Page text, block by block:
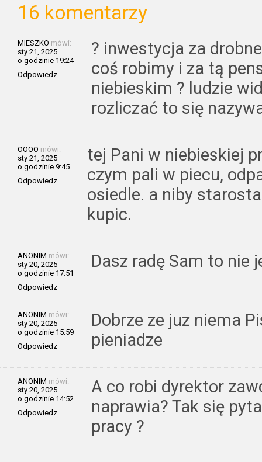
16 komentarzy
MIESZKO mówi:
sty 21, 2025
o godzinie 19:24
Odpowiedz
? inwestycja za
coś robimy i za tą
niebieskim ? ludzie
rozliczać to się
OOOO mówi:
sty 21, 2025
o godzinie 9:45
Odpowiedz
tej Pani w niebieskiej
czym pali w piecu,
osiedle. a niby
kupic.
ANONIM mówi:
sty 20, 2025
o godzinie 17:51
Odpowiedz
Dasz radę Sam to nie
ANONIM mówi:
sty 20, 2025
o godzinie 15:59
Odpowiedz
Dobrze ze juz niema
pieniadze
ANONIM mówi:
sty 20, 2025
o godzinie 14:52
Odpowiedz
A co robi dyrektor
naprawia? Tak się
pracy ?